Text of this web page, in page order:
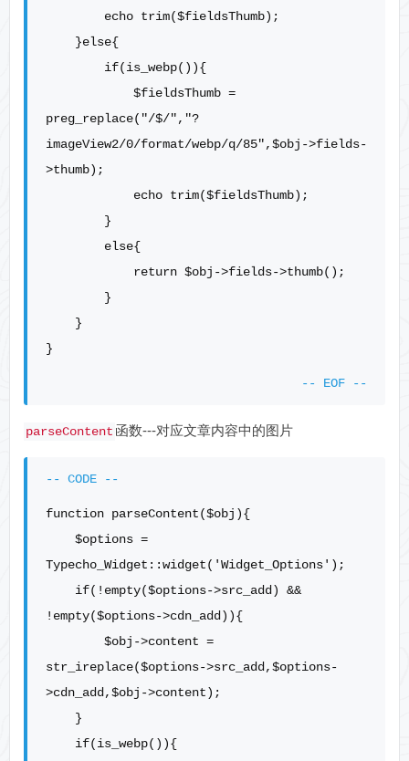
preg_replace("/$/","?
imageView2/0/format/webp/q/85",$obj->fields-
>thumb);
parseContent 函数---对应文章内容中的图片
function parseContent($obj){
Typecho_Widget::widget('Widget_Options');
!empty($options->cdn_add)){
str_ireplace($options->src_add,$options-
>cdn_add,$obj->content);